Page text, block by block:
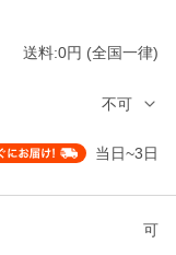
送料:0円 (全国一律)
不可
当日~3日
可